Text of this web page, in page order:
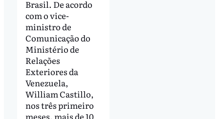
Brasil. De acordo
com o vice-
ministro de
Comunicação do
Ministério de
Relações
Exteriores da
Venezuela,
William Castillo,
nos três primeiro
meses, mais de 10